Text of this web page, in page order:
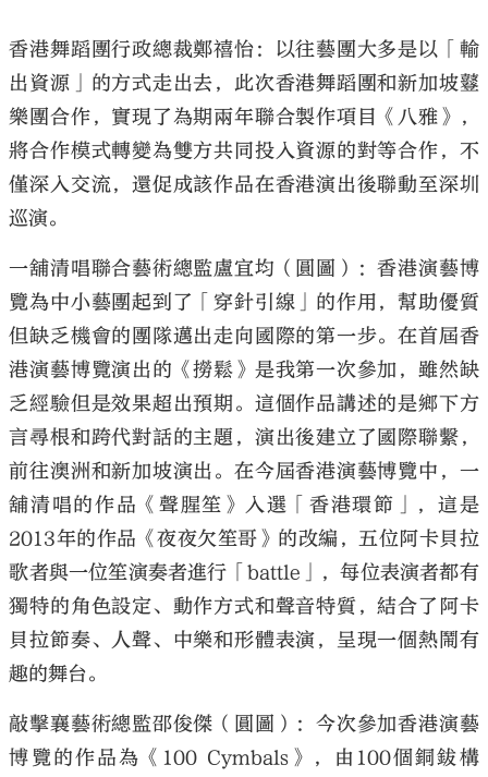
香港舞蹈團行政總裁鄭禧怡：以往藝團大多是以「輸
出資源」的方式走出去，此次香港舞蹈團和新加坡鼟
樂團合作，實現了為期兩年聯合製作項目《八雅》，
將合作模式轉變為雙方共同投入資源的對等合作，不
僅深入交流，還促成該作品在香港演出後聯動至深圳
巡演。
一舖清唱聯合藝術總監盧宜均（圓圖）：香港演藝博
覽為中小藝團起到了「穿針引線」的作用，幫助優質
但缺乏機會的團隊邁出走向國際的第一步。在首屆香
港演藝博覽演出的《撈鬆》是我第一次參加，雖然缺
乏經驗但是效果超出預期。這個作品講述的是鄉下方
言尋根和跨代對話的主題，演出後建立了國際聯繫，
前往澳洲和新加坡演出。在今屆香港演藝博覽中，一
舖清唱的作品《聲腥笙》入選「香港環節」，這是
2013年的作品《夜夜欠笙哥》的改編，五位阿卡貝拉
歌者與一位笙演奏者進行「battle」，每位表演者都有
獨特的角色設定、動作方式和聲音特質，結合了阿卡
貝拉節奏、人聲、中樂和形體表演，呈現一個熱鬧有
趣的舞台。
敲擊襄藝術總監邵俊傑（圓圖）：今次參加香港演藝
博覽的作品為《100 Cymbals》，由100個銅鈸構